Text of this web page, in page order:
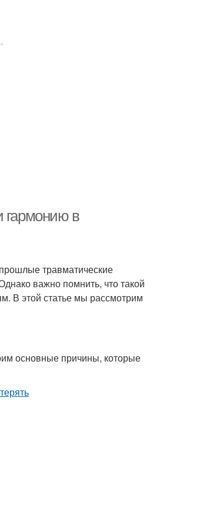
гармонию в
травматические
важно помнить, что такой
В этой статье мы рассмотрим
основные причины, которые